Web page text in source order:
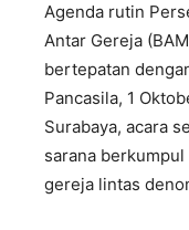
Agenda rutin
Antar Gereja
bertepatan
Pancasila, 1
Surabaya, acara
sarana
gereja lintas